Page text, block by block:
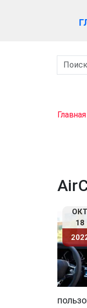
Главная
ОКТ
18